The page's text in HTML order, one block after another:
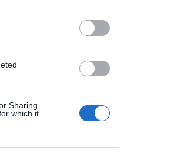
Sharing
which it
cómo
críticos
la IA—,
relato. Y
a una
Suena a